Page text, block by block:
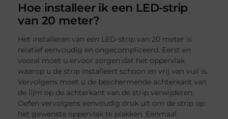
Hoe installeer ik een LED-strip
van 20 meter?
Het installeren van een LED-strip van 20 meter is
relatief eenvoudig en ongecompliceerd. Eerst en
vooral moet u ervoor zorgen dat het oppervlak
waarop u de strip installeert schoon en vrij van vuil is.
Vervolgens moet u de beschermende achterkant van
de lijm op de achterkant van de strip verwijderen.
Oefen vervolgens eenvoudig druk uit om de strip op
het gewenste oppervlak te plakken. Eenmaal